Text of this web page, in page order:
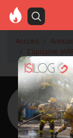
Accueil
Capitaine